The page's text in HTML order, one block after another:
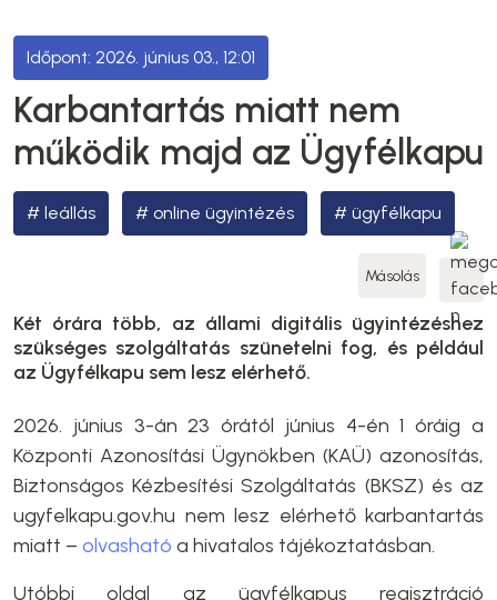
2026. június 03., 12:01
Karbantartás miatt nem
működik majd az Ügyfélkapu
leállás online ügyintézés ügyfélkapu
Másolás
Két órára több, az állami digitális ügyintézéshez
szükséges szolgáltatás szünetelni fog, és például
az Ügyfélkapu sem lesz elérhető.
2026. június 3-án 23 órától június 4-én 1 óráig a
Központi Azonosítási Ügynökben (KAÜ) azonosítás,
Biztonságos Kézbesítési Szolgáltatás (BKSZ) és az
ugyfelkapu.gov.hu nem lesz elérhető karbantartás
miatt – olvasható a hivatalos tájékoztatásban.
Utóbbi oldal az ügyfélkapus regisztráció